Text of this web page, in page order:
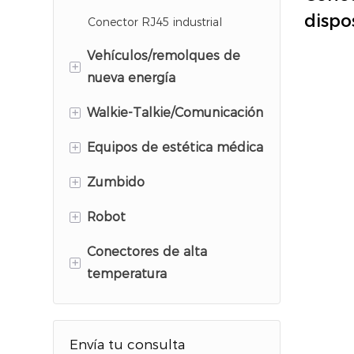
Conector RJ45 industrial
+
Vehículos/remolques de
nueva energía
Conectores para remolques y
eléctricos
+ Walkie-Talkie/Comunicación
Serie HR25
Serie GL90
Serie GLM
Serie HR10A
LC620
WKTK
+ Equipos de estética médica
TLP
0B/1B/2B
TLK
+ Zumbido
M5
0F
+ Robot
Conectores M12 resistentes a
golpes y antiaflojamiento
Conector de alimentación
M12
+
Conectores de alta
temperatura
Conectores de vidrio
Envía tu consulta